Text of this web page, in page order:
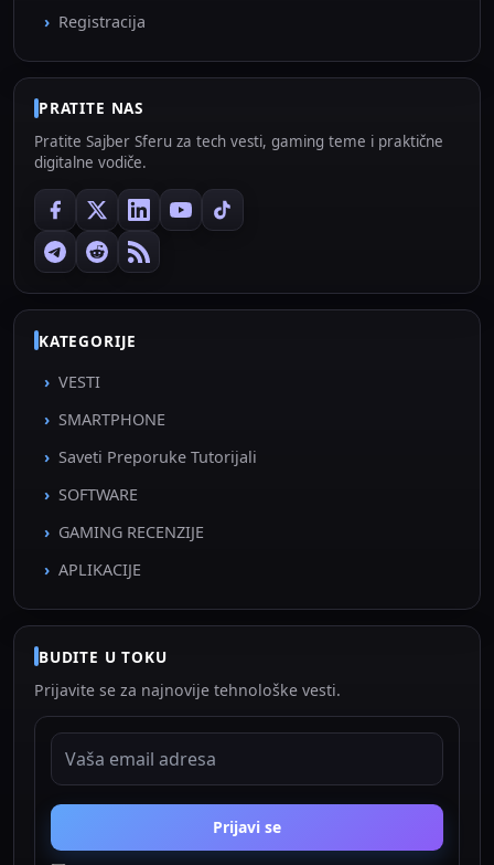
Registracija
PRATITE NAS
Pratite Sajber Sferu za tech vesti, gaming teme i praktične
digitalne vodiče.
KATEGORIJE
VESTI
SMARTPHONE
Saveti Preporuke Tutorijali
SOFTWARE
GAMING RECENZIJE
APLIKACIJE
BUDITE U TOKU
Prijavite se za najnovije tehnološke vesti.
EMAIL ADRESA
Prijavi se